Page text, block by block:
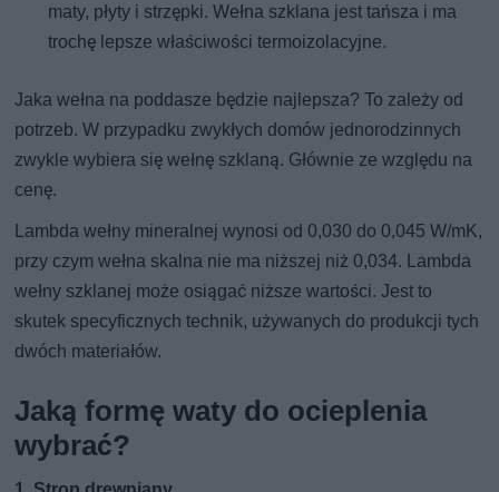
maty, płyty i strzępki. Wełna szklana jest tańsza i ma
trochę lepsze właściwości termoizolacyjne.
Jaka wełna na poddasze będzie najlepsza? To zależy od
potrzeb. W przypadku zwykłych domów jednorodzinnych
zwykle wybiera się wełnę szklaną. Głównie ze względu na
cenę.
Lambda wełny mineralnej wynosi od 0,030 do 0,045 W/mK,
przy czym wełna skalna nie ma niższej niż 0,034. Lambda
wełny szklanej może osiągać niższe wartości. Jest to
skutek specyficznych technik, używanych do produkcji tych
dwóch materiałów.
Jaką formę waty do ocieplenia
wybrać?